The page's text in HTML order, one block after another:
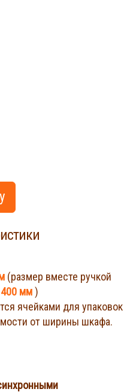
(размер вместе ручкой
400 мм)
ячейками для упаковок
от ширины шкафа.